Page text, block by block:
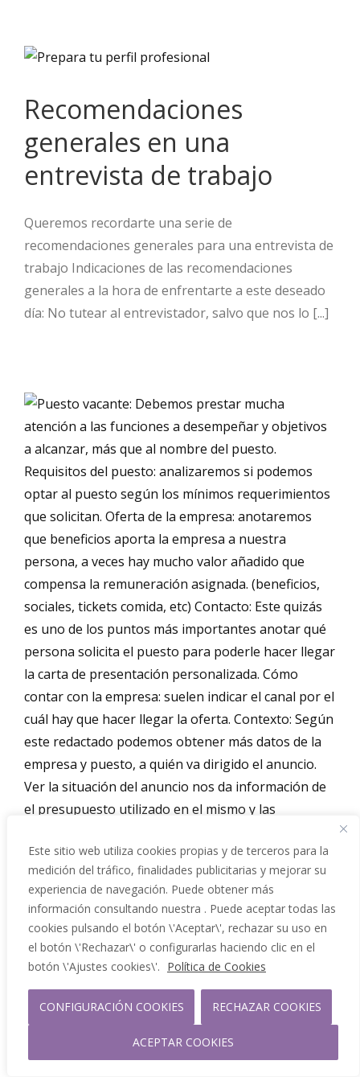
Este sitio web utiliza cookies propias y de terceros para la
medición del tráfico, finalidades publicitarias y mejorar su
experiencia de navegación. Puede obtener más
información consultando nuestra . Puede aceptar todas las
cookies pulsando el botón \'Aceptar\', rechazar su uso en
el botón \'Rechazar\' o configurarlas haciendo clic en el
botón \'Ajustes cookies\'. Política de Cookies
CONFIGURACIÓN COOKIES RECHAZAR COOKIES
ACEPTAR COOKIES
Recomendaciones
generales en una
entrevista de trabajo
Queremos recordarte una serie de
recomendaciones generales para una entrevista de
trabajo Indicaciones de las recomendaciones
generales a la hora de enfrentarte a este deseado
día: No tutear al entrevistador, salvo que nos lo [...]
El otro lado de la mesa. El
Proceso de selección de